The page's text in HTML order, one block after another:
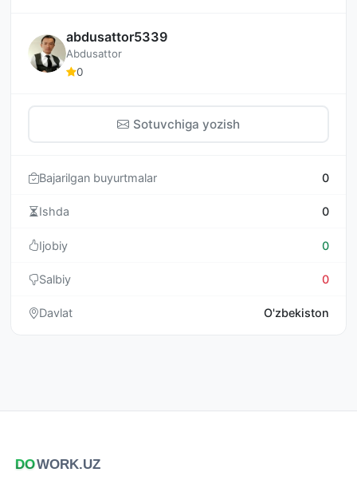
abdusattor5339
Abdusattor
0
Sotuvchiga yozish
Bajarilgan buyurtmalar 0
Ishda 0
Ijobiy 0
Salbiy 0
Davlat O'zbekiston